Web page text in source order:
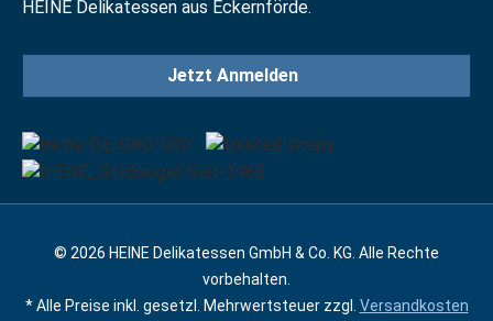
HEINE Delikatessen aus Eckernförde.
Jetzt Anmelden
© 2026 HEINE Delikatessen GmbH & Co. KG. Alle Rechte
vorbehalten.
* Alle Preise inkl. gesetzl. Mehrwertsteuer zzgl. Versandkosten